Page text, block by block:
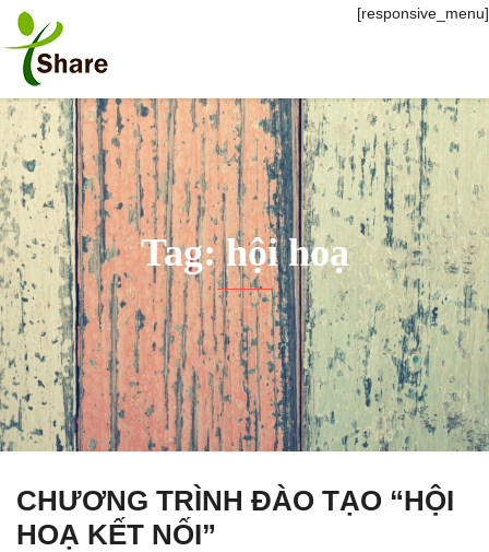
[responsive_menu]
Tag: hội hoạ
CHƯƠNG TRÌNH ĐÀO TẠO “HỘI
HOẠ KẾT NỐI”